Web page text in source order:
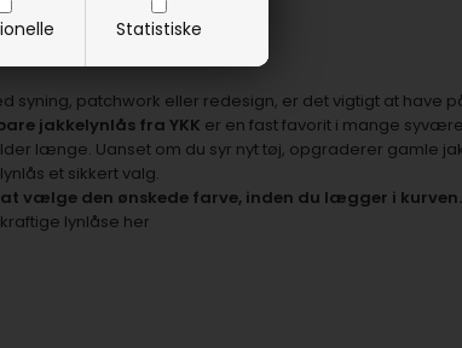
Statistiske
syning, patchwork eller redesign, er det vigtigt at have
jakkelynlås fra YKK er en fast favorit i mange
længe. Uanset om du syr nyt tøj, opgraderer gamle
et sikkert valg.
at vælge den ønskede farve, inden du lægger i kurven.
lynlåse her